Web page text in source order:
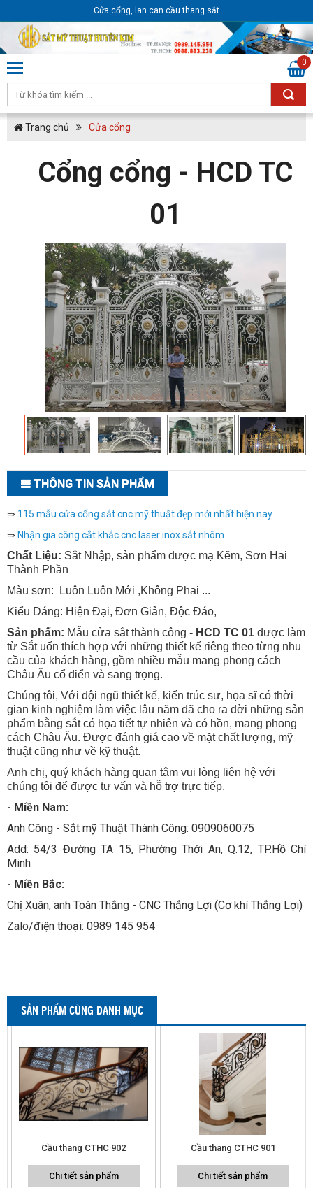
Cửa cổng, lan can cầu thang sắt
0
Trang chủ Cửa cổng
Cổng cổng - HCD TC
01
THÔNG TIN SẢN PHẨM
⇒ 115 mẫu cửa cổng sắt cnc mỹ thuật đẹp mới nhất hiện nay
⇒ Nhận gia công cắt khắc cnc laser inox sắt nhôm
Chất Liệu: Sắt Nhập, sản phẩm được mạ Kẽm, Sơn Hai
Thành Phần
Màu sơn: Luôn Luôn Mới ,Không Phai ...
Kiểu Dáng: Hiện Đại, Đơn Giản, Độc Đáo,
Sản phẩm: Mẫu cửa sắt thành công - HCD TC 01 được làm
từ Sắt uốn thích hợp với những thiết kế riêng theo từng nhu
cầu của khách hàng, gồm nhiều mẫu mang phong cách
Châu Âu cổ điển và sang trọng.
Chúng tôi, Với đội ngũ thiết kế, kiến trúc sư, họa sĩ có thời
gian kinh nghiệm làm việc lâu năm đã cho ra đời những sản
phẩm bằng sắt có họa tiết tự nhiên và có hồn, mang phong
cách Châu Âu. Được đánh giá cao về mặt chất lượng, mỹ
thuật cũng như về kỹ thuật.
Anh chị, quý khách hàng quan tâm vui lòng liên hệ với
chúng tôi để được tư vấn và hỗ trợ trực tiếp.
- Miền Nam:
Anh Công - Sắt mỹ Thuật Thành Công: 0909060075
Add: 54/3 Đường TA 15, Phường Thới An, Q.12, TP.Hồ Chí
Minh
- Miền Bắc:
Chị Xuân, anh Toàn Thắng - CNC Thắng Lợi (Cơ khí Thắng Lợi)
Zalo/điện thoại: 0989 145 954
SẢN PHẨM CÙNG DANH MỤC
Cầu thang CTHC 902
Chi tiết sản phẩm
Cầu thang CTHC 901
Chi tiết sản phẩm